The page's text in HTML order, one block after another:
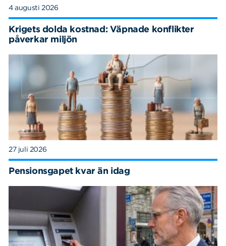
4 augusti 2026
Krigets dolda kostnad: Väpnade konflikter
påverkar miljön
27 juli 2026
Pensionsgapet kvar än idag